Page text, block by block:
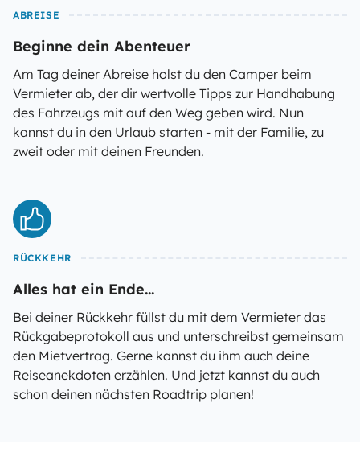
ABREISE
Beginne dein Abenteuer
Am Tag deiner Abreise holst du den Camper beim
Vermieter ab, der dir wertvolle Tipps zur Handhabung
des Fahrzeugs mit auf den Weg geben wird. Nun
kannst du in den Urlaub starten - mit der Familie, zu
zweit oder mit deinen Freunden.
RÜCKKEHR
Alles hat ein Ende...
Bei deiner Rückkehr füllst du mit dem Vermieter das
Rückgabeprotokoll aus und unterschreibst gemeinsam
den Mietvertrag. Gerne kannst du ihm auch deine
Reiseanekdoten erzählen. Und jetzt kannst du auch
schon deinen nächsten Roadtrip planen!